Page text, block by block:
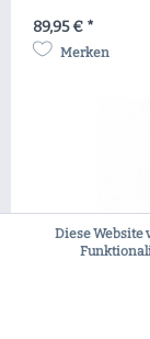
89,95 € *
Merken
MagFed T4E
Diese Website